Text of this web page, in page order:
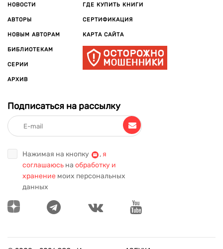
НОВОСТИ
АВТОРЫ
НОВЫМ АВТОРАМ
БИБЛИОТЕКАМ
СЕРИИ
АРХИВ
ГДЕ КУПИТЬ КНИГИ
СЕРТИФИКАЦИЯ
КАРТА САЙТА
Подписаться на рассылку
Нажимая на кнопку , я
соглашаюсь на обработку и
хранение моих персональных
данных